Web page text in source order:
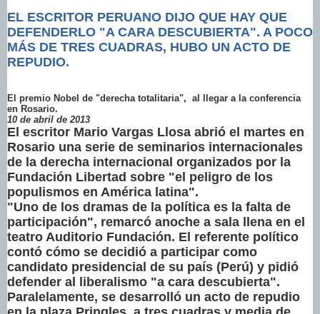
EL ESCRITOR PERUANO DIJO QUE HAY QUE
DEFENDERLO "A CARA DESCUBIERTA". A POCO
MÁS DE TRES CUADRAS, HUBO UN ACTO DE
REPUDIO.
El premio Nobel de "derecha totalitaria", al llegar a la conferencia
en Rosario.
10 de abril de 2013
El escritor Mario Vargas Llosa abrió el martes en
Rosario una serie de seminarios internacionales
de la derecha internacional organizados por la
Fundación Libertad sobre "el peligro de los
populismos en América latina".
"Uno de los dramas de la política es la falta de
participación", remarcó anoche a sala llena en el
teatro Auditorio Fundación. El referente político
contó cómo se decidió a participar como
candidato presidencial de su país (Perú) y pidió
defender al liberalismo "a cara descubierta".
Paralelamente, se desarrolló un acto de repudio